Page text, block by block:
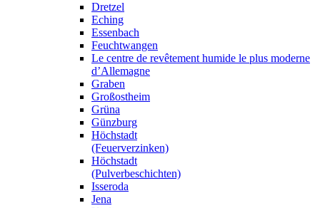
Dretzel
Eching
Essenbach
Feuchtwangen
Le centre de revêtement humide le plus moderne
d’Allemagne
Graben
Großostheim
Grüna
Günzburg
Höchstadt
(Feuerverzinken)
Höchstadt
(Pulverbeschichten)
Isseroda
Jena